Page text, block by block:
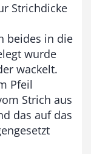
Strichdicke
beides in die
wurde
wackelt.
Pfeil
Strich aus
das auf das